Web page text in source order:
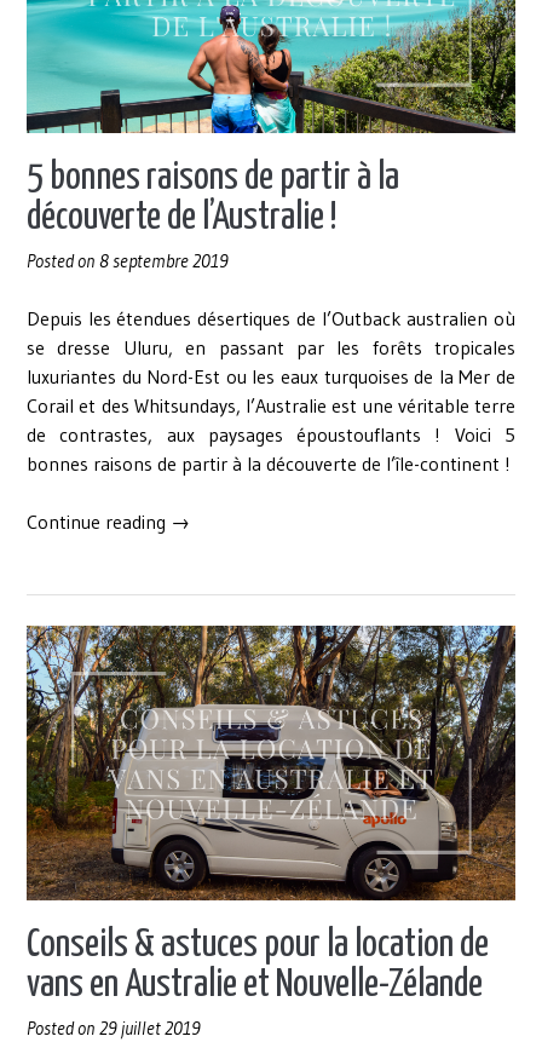
la
Nouvelle-
Zélande
! »
5 bonnes raisons de partir à la
découverte de l’Australie !
Posted on 8 septembre 2019
Depuis les étendues désertiques de l’Outback australien où
se dresse Uluru, en passant par les forêts tropicales
luxuriantes du Nord-Est ou les eaux turquoises de la Mer de
Corail et des Whitsundays, l’Australie est une véritable terre
de contrastes, aux paysages époustouflants ! Voici 5
bonnes raisons de partir à la découverte de l’île-continent !
Continue reading « 5
partir
à
la
découverte
de
l’Australie
! »
→
Conseils & astuces pour la location de
vans en Australie et Nouvelle-Zélande
Posted on 29 juillet 2019